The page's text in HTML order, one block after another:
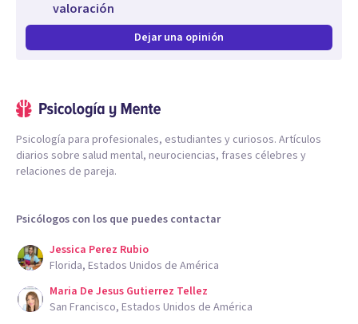
valoración
Dejar una opinión
Psicología para profesionales, estudiantes y curiosos. Artículos
diarios sobre salud mental, neurociencias, frases célebres y
relaciones de pareja.
Psicólogos con los que puedes contactar
Jessica Perez Rubio
Florida, Estados Unidos de América
Maria De Jesus Gutierrez Tellez
San Francisco, Estados Unidos de América